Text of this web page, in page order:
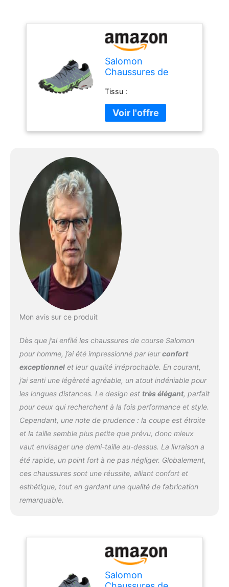
Salomon
Chaussures de
Speedcross 6 GTX
pour Homme, Gris,
42 EU
Tissu :
Mon avis sur ce produit
Dès que j’ai enfilé les chaussures de course Salomon
pour homme, j’ai été impressionné par leurconfort
exceptionnelet leur qualité irréprochable. En courant,
j’ai senti une légèreté agréable, un atout indéniable pour
les longues distances. Le design est très élégant, parfait
pour ceux qui recherchent à la fois performance et style.
Cependant, une note de prudence : la coupe est étroite
et la taille semble plus petite que prévu, donc mieux
vaut envisager une demi-taille au-dessus. La livraison a
été rapide, un point fort à ne pas négliger. Globalement,
ces chaussures sont une réussite, alliant confort et
esthétique, tout en gardant une qualité de fabrication
remarquable.
Salomon